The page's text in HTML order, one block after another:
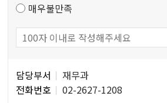
매우불만족
당
자
담당부서
재무과
전화번호
02-2627-1208